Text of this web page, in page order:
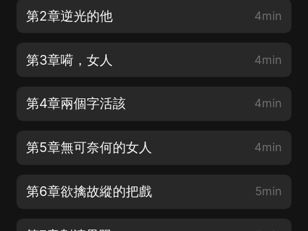
第2章逆光的他 4min
第3章嗬，女人 4min
第4章兩個字活該 4min
第5章無可奈何的女人 4min
第6章欲擒故縱的把戲 5min